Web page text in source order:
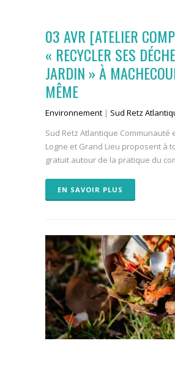
03 AVR [ATELIER
« RECYCLER SES
JARDIN » À
MÊME
Environnement | Sud Retz
Sud Retz Atlantique Communauté
Logne et Grand Lieu proposent à
gratuit autour de la pratique du
EN SAVOIR PLUS